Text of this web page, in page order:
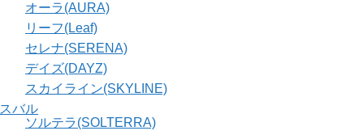
オーラ(AURA)
リーフ(Leaf)
セレナ(SERENA)
デイズ(DAYZ)
スカイライン(SKYLINE)
スバル
ソルテラ(SOLTERRA)